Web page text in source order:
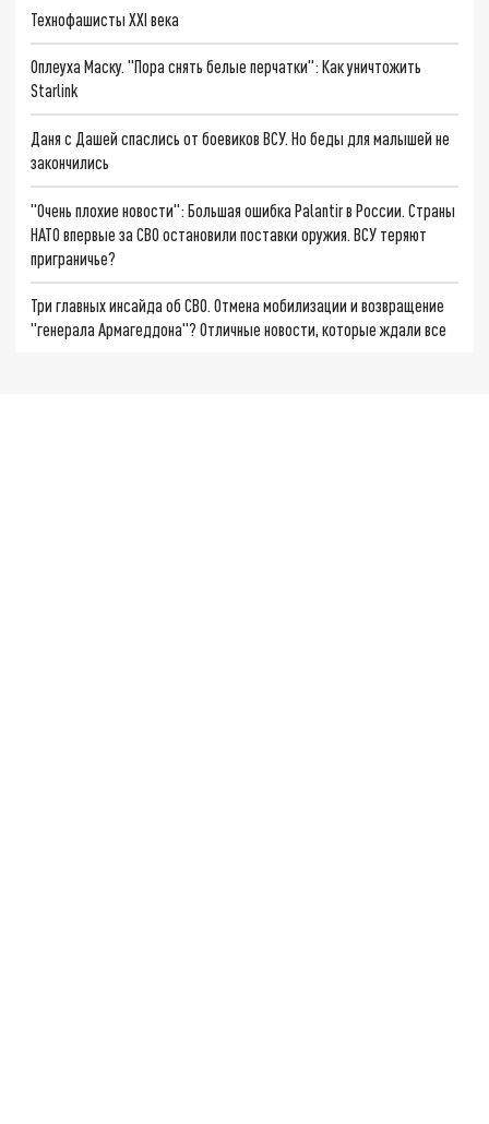
Технофашисты XXI века
Оплеуха Маску. "Пора снять белые перчатки": Как уничтожить
Starlink
Даня с Дашей спаслись от боевиков ВСУ. Но беды для малышей не
закончились
"Очень плохие новости": Большая ошибка Palantir в России. Страны
НАТО впервые за СВО остановили поставки оружия. ВСУ теряют
приграничье?
Три главных инсайда об СВО. Отмена мобилизации и возвращение
"генерала Армагеддона"? Отличные новости, которые ждали все